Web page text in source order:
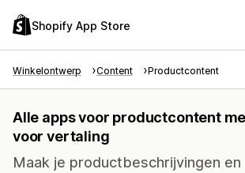
Shopify App Store
Winkelontwerp Content Productcontent
Alle apps voor productcontent
voor vertaling
Maak je productbeschrijvingen en